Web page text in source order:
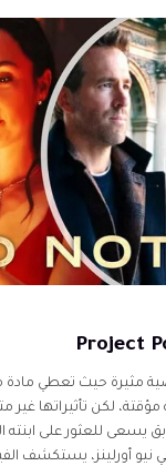
مثيرة حيث تعطي
لكن تأثيراتها غير
للعثور على ابنته
أورلينز، يستكشف